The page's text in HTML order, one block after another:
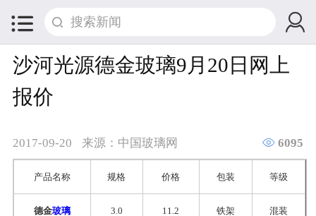
 
沙河光源德金玻璃9月20日网上
报价
2017-09-20 来源：中国玻璃网  6095
产品名称 规格 价格 包装 等级
德金玻璃 3.0 11.2 铁架 混装